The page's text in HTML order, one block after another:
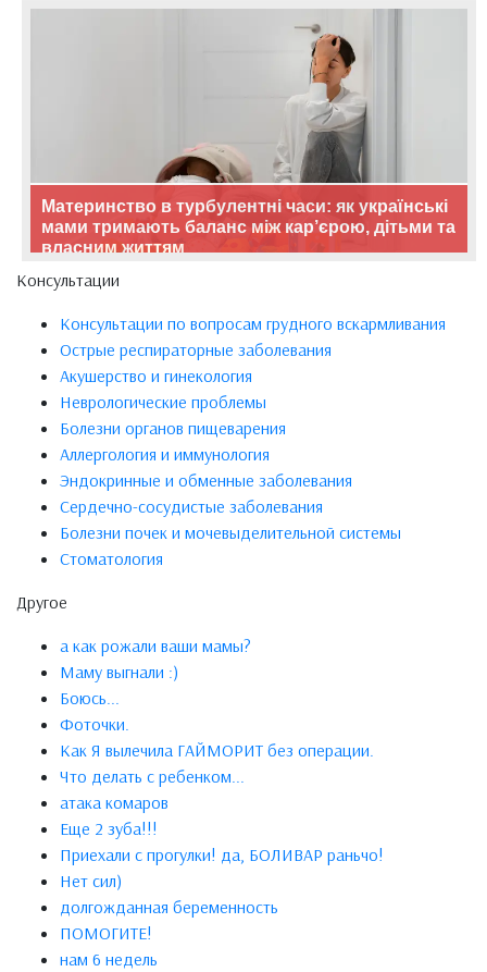
Материнство в турбулентні часи: як українські
мами тримають баланс між кар’єрою, дітьми та
власним життям
Консультации
Консультации по вопросам грудного вскармливания
Острые респираторные заболевания
Акушерство и гинекология
Неврологические проблемы
Болезни органов пищеварения
Аллергология и иммунология
Эндокринные и обменные заболевания
Сердечно-сосудистые заболевания
Болезни почек и мочевыделительной системы
Стоматология
Другое
а как рожали ваши мамы?
Маму выгнали :)
Боюсь...
Фоточки.
Как Я вылечила ГАЙМОРИТ без операции.
Что делать с ребенком...
атака комаров
Еще 2 зуба!!!
Приехали с прогулки! да, БОЛИВАР раньчо!
Нет сил)
долгожданная беременность
ПОМОГИТЕ!
нам 6 недель